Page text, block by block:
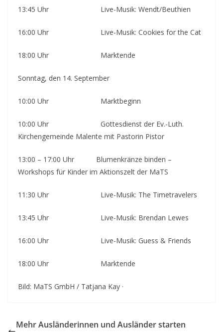
13:45 Uhr Live-Musik: Wendt/Beuthien
16:00 Uhr Live-Musik: Cookies for the Cat
18:00 Uhr Marktende
Sonntag, den 14. September
10:00 Uhr Marktbeginn
10:00 Uhr Gottesdienst der Ev.-Luth.
Kirchengemeinde Malente mit Pastorin Pistor
13:00 – 17:00 Uhr Blumenkränze binden –
Workshops für Kinder im Aktionszelt der MaTS
11:30 Uhr Live-Musik: The Timetravelers
13:45 Uhr Live-Musik: Brendan Lewes
16:00 Uhr Live-Musik: Guess & Friends
18:00 Uhr Marktende
Bild: MaTS GmbH / Tatjana Kay ·
Mehr Ausländerinnen und Ausländer starten